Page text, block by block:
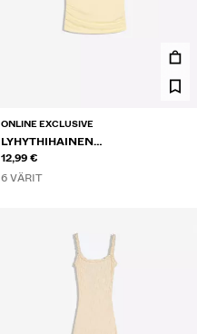
ONLINE EXCLUSIVE
LYHYTHIHAINEN
EPÄSYMMETRINEN T-PAITA
12,99 €
6 VÄRIT